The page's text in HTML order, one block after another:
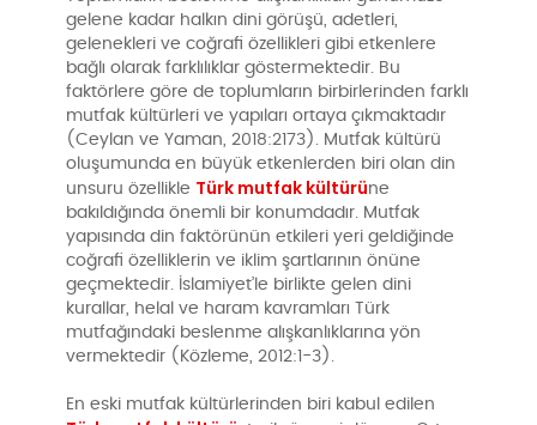
gelene kadar halkın dini görüşü, adetleri,
gelenekleri ve coğrafi özellikleri gibi etkenlere
bağlı olarak farklılıklar göstermektedir. Bu
faktörlere göre de toplumların birbirlerinden farklı
mutfak kültürleri ve yapıları ortaya çıkmaktadır
(Ceylan ve Yaman, 2018:2173). Mutfak kültürü
oluşumunda en büyük etkenlerden biri olan din
unsuru özellikle Türk mutfak kültürüne
bakıldığında önemli bir konumdadır. Mutfak
yapısında din faktörünün etkileri yeri geldiğinde
coğrafi özelliklerin ve iklim şartlarının önüne
geçmektedir. İslamiyet’le birlikte gelen dini
kurallar, helal ve haram kavramları Türk
mutfağındaki beslenme alışkanlıklarına yön
vermektedir (Közleme, 2012:1-3).
En eski mutfak kültürlerinden biri kabul edilen